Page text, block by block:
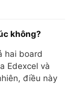
không?
hai board
Edexcel và
điều này